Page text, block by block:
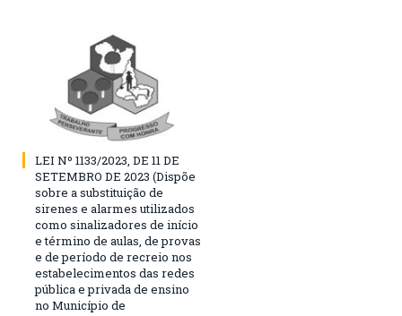
LEI Nº 1133/2023, DE 11 DE
SETEMBRO DE 2023 (Dispõe
sobre a substituição de
sirenes e alarmes utilizados
como sinalizadores de início
e término de aulas, de provas
e de período de recreio nos
estabelecimentos das redes
pública e privada de ensino
no Município de